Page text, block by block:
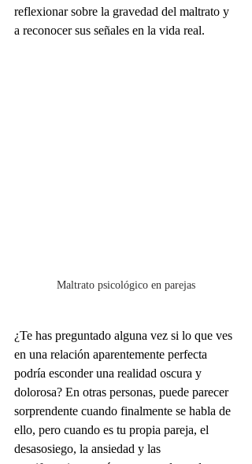
reflexionar sobre la gravedad del maltrato y
a reconocer sus señales en la vida real.
Maltrato psicológico en parejas
¿Te has preguntado alguna vez si lo que ves
en una relación aparentemente perfecta
podría esconder una realidad oscura y
dolorosa? En otras personas, puede parecer
sorprendente cuando finalmente se habla de
ello, pero cuando es tu propia pareja, el
desasosiego, la ansiedad y las